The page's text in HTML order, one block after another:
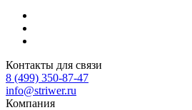
Контакты для связи
8 (499) 350-87-47
info@striwer.ru
Компания